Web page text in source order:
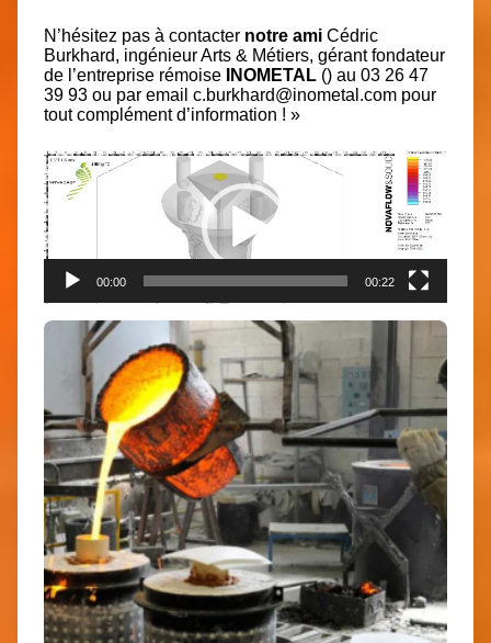
N’hésitez pas à contacter notre ami Cédric
Burkhard, ingénieur Arts & Métiers, gérant fondateur
de l’entreprise rémoise
INOMETAL () au 03 26 47
39 93 ou par email c.burkhard@inometal.com pour
tout complément d’information ! »
Lecteur
vidéo
00:00 00:22